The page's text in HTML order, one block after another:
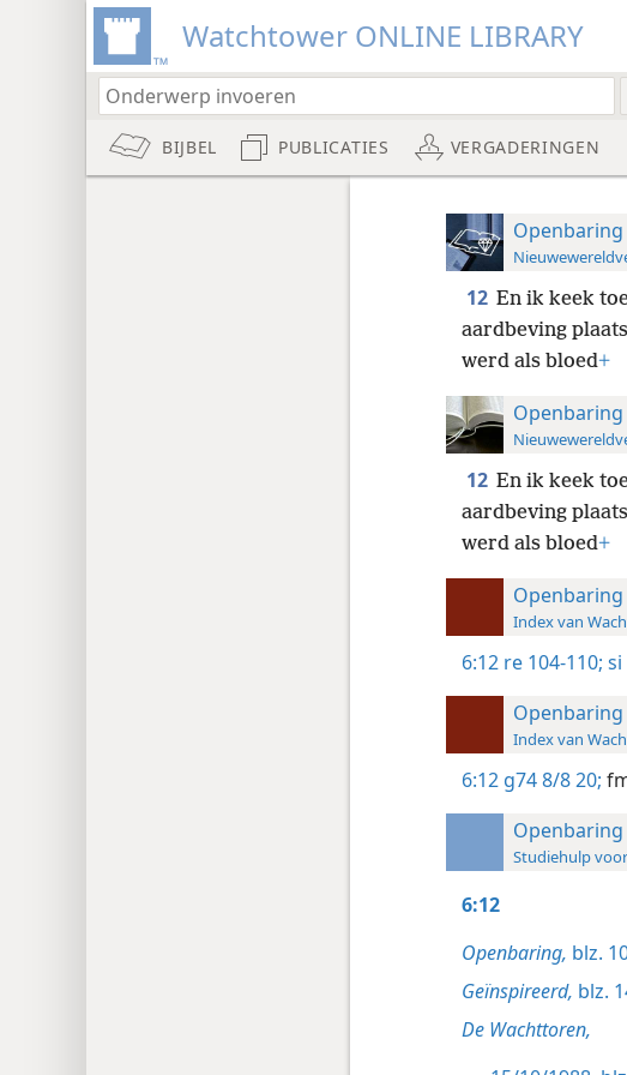
Watchtower ONLINE LIBRARY
BIJBEL PUBLICATIES VERGADERINGEN
Openbaring
12 En ik keek
aardbeving
werd als bloed+
Openbaring
12 En ik keek
aardbeving
werd als bloed+
Openbaring
Index van
6:12 re 104-110; si
Openbaring
Index van
6:12 g74 8/8 20;
Openbaring
Studiehulp voor
6:12
Openbaring, blz.
Geïnspireerd, blz.
De Wachttoren,